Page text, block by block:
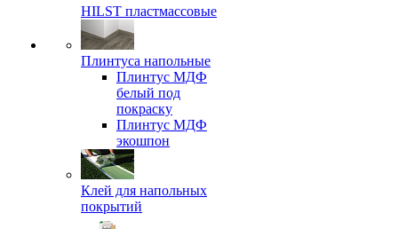
HILST пластмассовые
Плинтуса напольные
Плинтус МДФ
белый под
покраску
Плинтус МДФ
экошпон
Клей для напольных
покрытий